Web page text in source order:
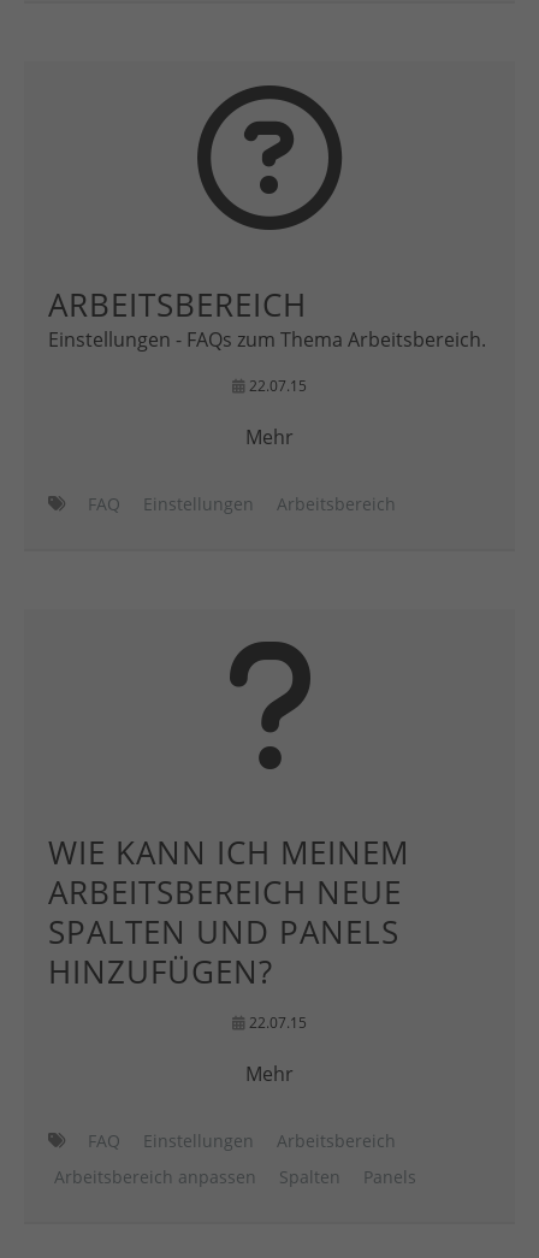
ARBEITSBEREICH
Einstellungen - FAQs zum Thema Arbeitsbereich.
22.07.15
Mehr
FAQ Einstellungen Arbeitsbereich
WIE KANN ICH MEINEM
ARBEITSBEREICH NEUE
SPALTEN UND PANELS
HINZUFÜGEN?
22.07.15
Mehr
FAQ Einstellungen
Arbeitsbereich
Arbeitsbereich anpassen
Spalten Panels